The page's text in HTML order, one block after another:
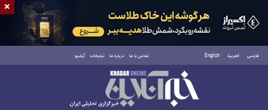
فارسی العربية English تماس با ما درباره ما تبلیغات آرشیو
شنبه ۱۷ مرداد ۱۴۰۵
×